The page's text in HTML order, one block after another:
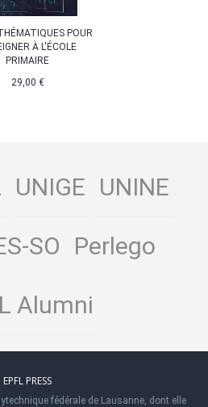
POUR
À L'ÉCOLE
PRIMAIRE
29,00 €
UNIGE UNINE
SO Perlego
Alumni
EPFL PRESS
fédérale de Lausanne, dont elle